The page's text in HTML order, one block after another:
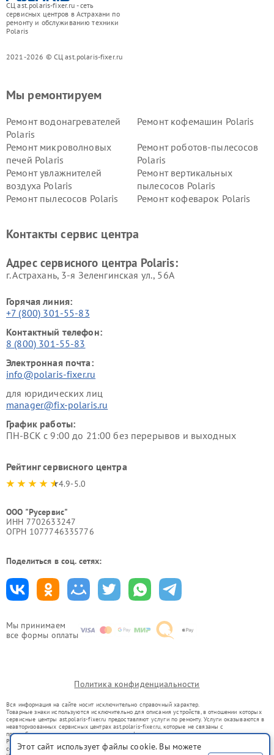
СЦ ast.polaris-fixer.ru - сеть
сервисных центров в Астрахани по
ремонту и обслуживанию техники
Polaris
2021-2026 © СЦ ast.polaris-fixer.ru
Мы принимаем
все формы оплаты
Мы ремонтируем
Ремонт водонагревателей
Polaris
Ремонт кофемашин Polaris
Ремонт микроволновых
печей Polaris
Ремонт роботов-пылесосов
Polaris
Ремонт увлажнителей
воздуха Polaris
Ремонт вертикальных
пылесосов Polaris
Ремонт пылесосов Polaris
Ремонт кофеварок Polaris
Контакты сервис центра
Адрес сервисного центра Polaris:
г. Астрахань, 3-я Зеленгинская ул., 56А
Горячая линия:
+7 (800) 301-55-83
Контактный телефон:
8 (800) 301-55-83
Электронная почта:
info@polaris-fixer.ru
для юридических лиц
manager@fix-polaris.ru
График работы:
ПН-ВСК с 9:00 до 21:00 без перерывов и выходных
Рейтинг сервисного центра
4.9-5.0
ООО "Русервис"
ИНН 7702633247
ОГРН 1077746335776
Поделиться в соц. сетях:
Политика конфиденциальности
Вся информация на сайте носит исключительно справочный характер.
Товарные знаки используются исключительно для описания устройств, в отношении которых
сервисные центры ast.polaris-fixer.ru предоставляют услуги по ремонту. Услуги оказываются в
неавторизованных сервисных центрах ast.polaris-fixer.ru, которые не связаны с
правообладателями товарных знаков или их официальными представителями.
Ремонт осуществляется для устройств, уже введенных в гражданский оборот в соответствии
со статьей 1487 ГК РФ.
Этот сайт использует файлы cookie. Вы можете